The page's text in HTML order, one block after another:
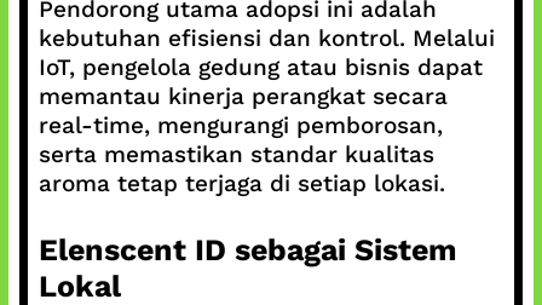
Pendorong utama adopsi ini adalah
kebutuhan efisiensi dan kontrol. Melalui
IoT, pengelola gedung atau bisnis dapat
memantau kinerja perangkat secara
real-time, mengurangi pemborosan,
serta memastikan standar kualitas
aroma tetap terjaga di setiap lokasi.
Elenscent ID sebagai Sistem
Lokal